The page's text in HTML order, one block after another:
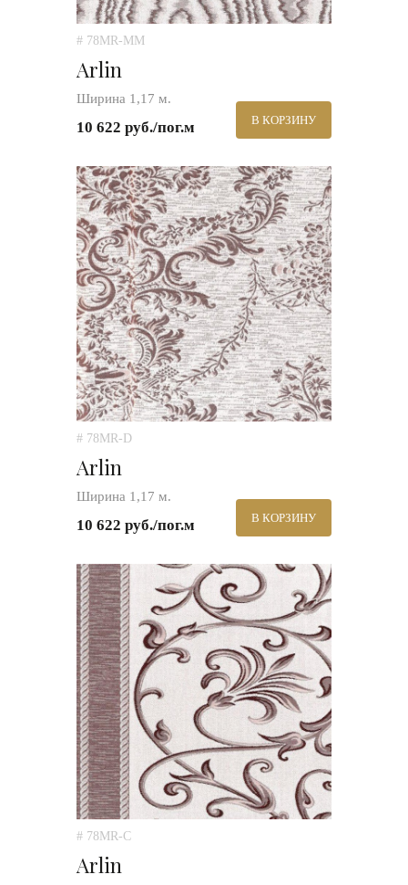
# 78MR-MM
Arlin
Ширина 1,17 м.
10 622 руб./пог.м В КОРЗИНУ
# 78MR-D
Arlin
Ширина 1,17 м.
10 622 руб./пог.м В КОРЗИНУ
# 78MR-C
Arlin